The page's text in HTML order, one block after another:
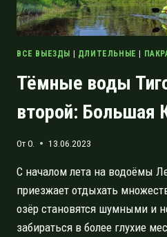
ВСЕ ВЫЕЗДЫ ДЛИТЕЛЬНЫЕ
Тёмные воды
второй: Большая
ОтO. 13.06.2023
С началом лета на водоёмы
приезжает отдыхать
озёр становятся шумными и
забираться в более глухие